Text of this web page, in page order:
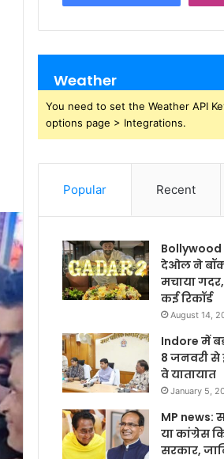
Weather
You need to set the Weather API
options page > Integrations.
Popular Recent
Bollywood
देओल ने
मचाया
कई रिकॉर्ड
August 14,
Indore में
8 जनवरी से
वे यातायात
January 5,
MP news:
या कांग्रेस
सरकार,